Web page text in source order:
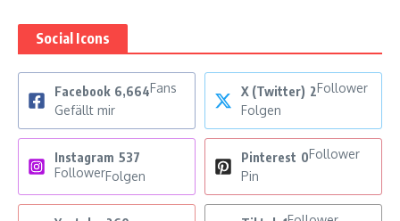
Social Icons
Facebook 6,664Fans
Gefällt mir
X (Twitter) 2Follower
Folgen
Instagram 537
FollowerFolgen
Pinterest 0Follower
Pin